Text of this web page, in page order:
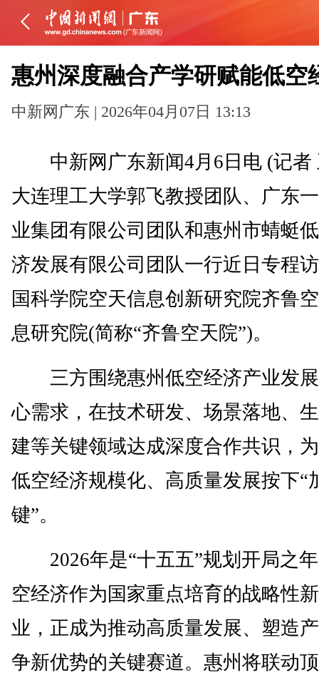
惠州深度融合产学研赋能低空
中新网广东 | 2026年04月07日 13:13
中新网广东新闻4月6日电 (记者
大连理工大学郭飞教授团队、广东
业集团有限公司团队和惠州市蜻蜓
济发展有限公司团队一行近日专程
国科学院空天信息创新研究院齐鲁
息研究院(简称“齐鲁空天院”)。
三方围绕惠州低空经济产业发
心需求，在技术研发、场景落地、
建等关键领域达成深度合作共识，
低空经济规模化、高质量发展按下“
键”。
2026年是“十五五”规划开局之
空经济作为国家重点培育的战略性
业，正成为推动高质量发展、塑造
争新优势的关键赛道。惠州将联动